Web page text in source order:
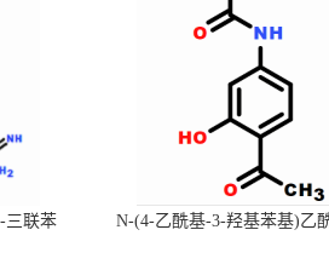
三联苯
N-(4-乙酰基-3-羟基苯基)乙